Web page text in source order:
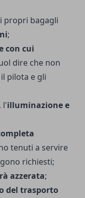
propri bagagli
;
con cui
dire che non
pilota e gli
, l'illuminazione e
tenuti a servire
richiesti;
azzerata;
del trasporto